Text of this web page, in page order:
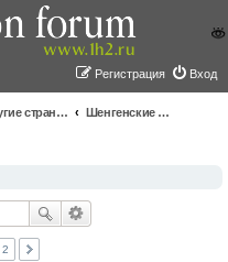
Вход
Регистрация
Другие страны и вопросы Шенгена
Шенгенские визы
2